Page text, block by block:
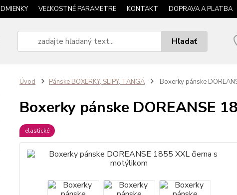
VEĽKOSTNÉ PARAMETRE KONTAKT DOPRAVA A PLATBA
Hľadať
Úvod Pánske BOXERKY, SLIPY, TANGÁ Boxerky pánske
Boxerky pánske DOREANSE
elastické